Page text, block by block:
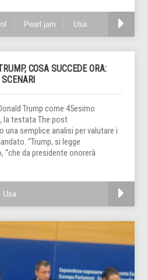
Pearl jam Usa
COSA SUCCEDE ORA:
Trump come 45esimo
la testata The post
una semplice analisi per valutare i
“Trump, si legge
“che da presidente onorerà
Usa